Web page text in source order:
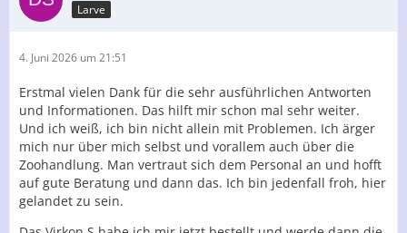
Larve
4. Juni 2026 um 21:51
Erstmal vielen Dank für die sehr ausführlichen Antworten
und Informationen. Das hilft mir schon mal sehr weiter.
Und ich weiß, ich bin nicht allein mit Problemen. Ich ärger
mich nur über mich selbst und vorallem auch über die
Zoohandlung. Man vertraut sich dem Personal an und hofft
auf gute Beratung und dann das. Ich bin jedenfall froh, hier
gelandet zu sein.